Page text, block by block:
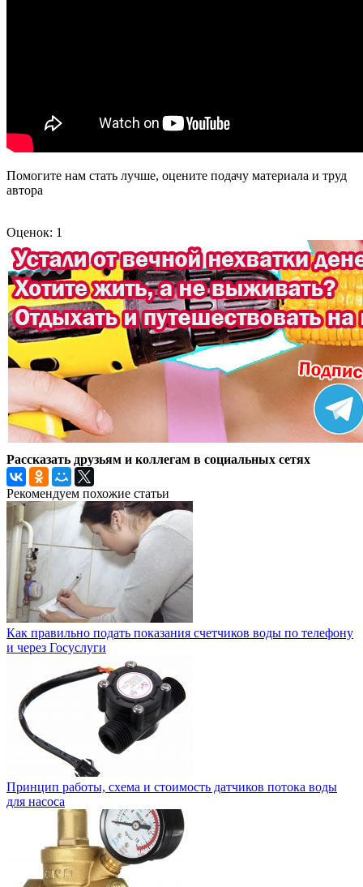
Помогите нам стать лучше, оцените подачу материала и труд
автора
Оценок: 1
Рассказать друзьям и коллегам в социальных сетях
Рекомендуем похожие статьи
Как правильно подать показания счетчиков воды по телефону
и через Госуслуги
Принцип работы, схема и стоимость датчиков потока воды
для насоса